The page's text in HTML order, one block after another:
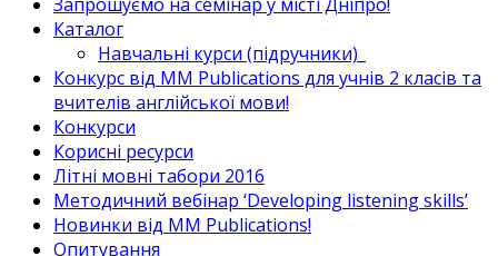
Каталог
Навчальні курси (підручники)_
Конкурс від MM Publications для учнів 2 класів та
вчителів англійської мови!
Конкурси
Корисні ресурси
Літні мовні табори 2016
Методичний вебінар ‘Developing listening skills’
Новинки від MM Publications!
Опитування